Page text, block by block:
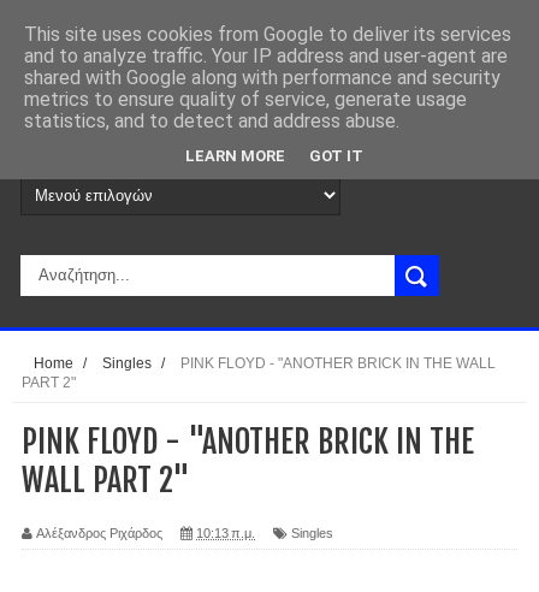
Home / Singles /
PINK FLOYD - "ANOTHER BRICK IN THE WALL
PART 2"
PINK FLOYD - "ANOTHER BRICK IN THE
WALL PART 2"
Αλέξανδρος Ριχάρδος 10:13 π.μ. Singles
This site uses cookies from Google to deliver its services
and to analyze traffic. Your IP address and user-agent are
shared with Google along with performance and security
metrics to ensure quality of service, generate usage
statistics, and to detect and address abuse.
LEARN MORE GOT IT